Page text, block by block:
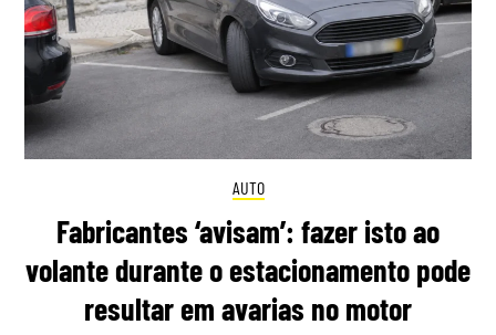
AUTO
Fabricantes ‘avisam’: fazer isto ao
volante durante o estacionamento pode
resultar em avarias no motor